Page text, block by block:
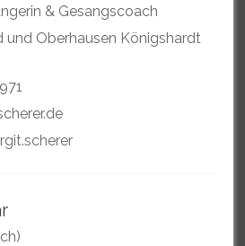
& Gesangscoach
und Oberhausen Königshardt